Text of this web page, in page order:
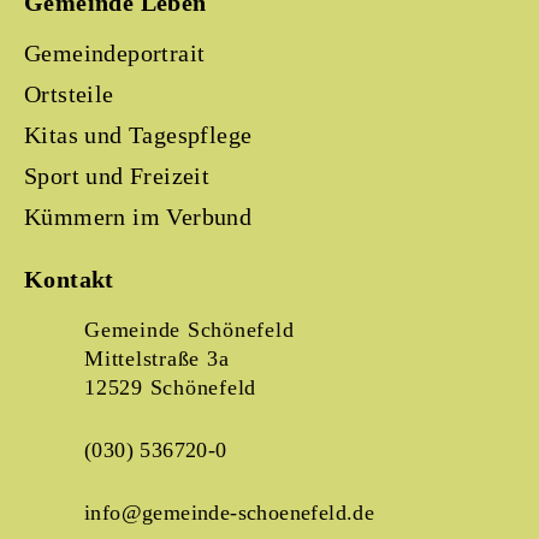
Gemeindeportrait
Ortsteile
Kitas und Tagespflege
Sport und Freizeit
Kümmern im Verbund
Kontakt
Gemeinde Schönefeld
Mittelstraße 3a
12529 Schönefeld
(030) 536720-0
info@gemeinde-schoenefeld.de